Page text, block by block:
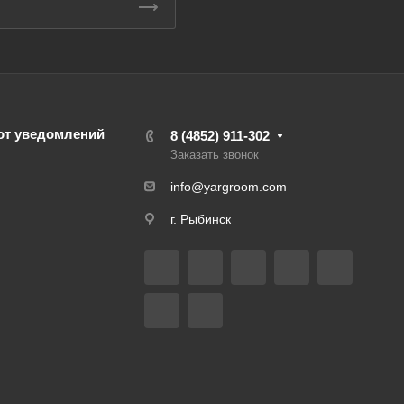
уведомлений 8 (4852) 911-302
Заказать звонок
info@yargroom.com
г. Рыбинск